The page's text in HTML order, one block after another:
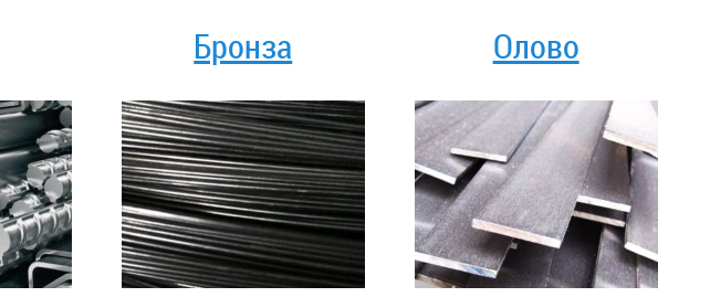
Бронза Олово